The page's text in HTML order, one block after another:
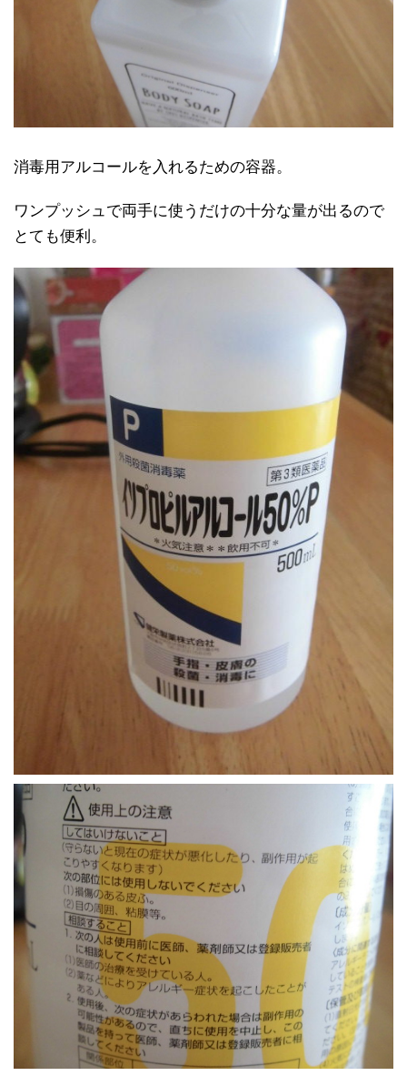
消毒用アルコールを入れるための容器。
ワンプッシュで両手に使うだけの十分な量が出るので
とても便利。